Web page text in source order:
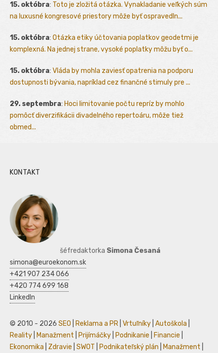
15. októbra: Toto je zložitá otázka. Vynakladanie veľkých súm
na luxusné kongresové priestory môže byť ospravedln...
15. októbra: Otázka etiky účtovania poplatkov geodetmi je
komplexná. Na jednej strane, vysoké poplatky môžu byť o...
15. októbra: Vláda by mohla zaviesť opatrenia na podporu
dostupnosti bývania, napríklad cez finančné stimuly pre ...
29. septembra: Hoci limitovanie počtu repríz by mohlo
pomôcť diverzifikácii divadelného repertoáru, môže tiež
obmed...
KONTAKT
šéfredaktorka Simona Česaná
simona@euroekonom.sk
+421 907 234 066
+420 774 699 168
LinkedIn
© 2010 - 2026 SEO Reklama a PR Vrtuľníky Autoškola
Reality
Manažment Prijímáčky Podnikanie Financie
Ekonomika
Zdravie SWOT Podnikateľský plán Manažment